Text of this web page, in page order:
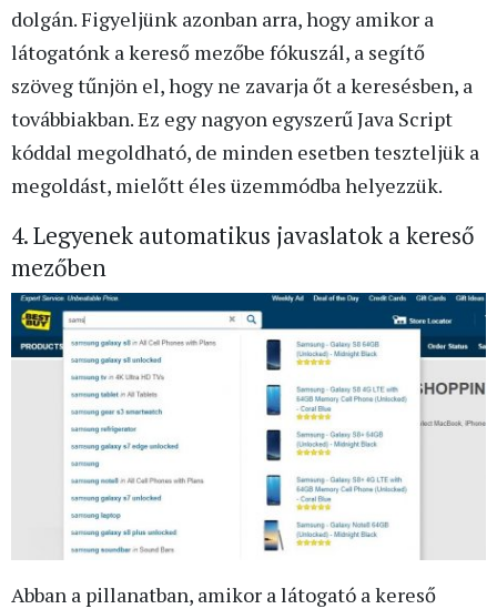
dolgán. Figyeljünk azonban arra, hogy amikor a
látogatónk a kereső mezőbe fókuszál, a segítő
szöveg tűnjön el, hogy ne zavarja őt a keresésben, a
továbbiakban. Ez egy nagyon egyszerű Java Script
kóddal megoldható, de minden esetben teszteljük a
megoldást, mielőtt éles üzemmódba helyezzük.
4. Legyenek automatikus javaslatok a kereső
mezőben
Abban a pillanatban, amikor a látogató a kereső